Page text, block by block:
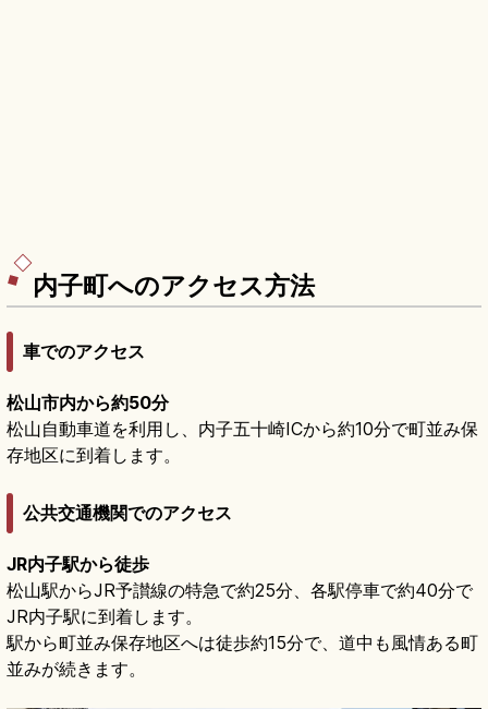
内子町へのアクセス方法
車でのアクセス
松山市内から約50分
松山自動車道を利用し、内子五十崎ICから約10分で町並み保
存地区に到着します。
公共交通機関でのアクセス
JR内子駅から徒歩
松山駅からJR予讃線の特急で約25分、各駅停車で約40分で
JR内子駅に到着します。
駅から町並み保存地区へは徒歩約15分で、道中も風情ある町
並みが続きます。